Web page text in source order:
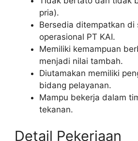
pria).
Bersedia ditempatkan di
operasional PT KAI.
Memiliki kemampuan
menjadi nilai tambah.
Diutamakan memiliki
bidang pelayanan.
Mampu bekerja dalam
tekanan.
Detail Pekerjaan